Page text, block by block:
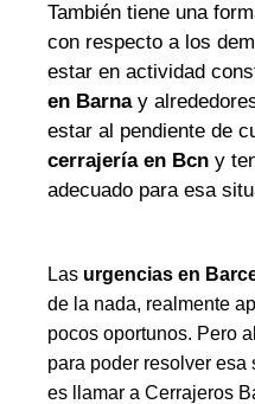
También tiene una
con respecto a los
estar en actividad
en Barnay
estar al pendiente de
cerrajería en Bcn y
adecuado para esa
Las urgencias en
de la nada, realmente
pocos oportunos. Pero
para poder resolver
es llamar a Cerrajeros